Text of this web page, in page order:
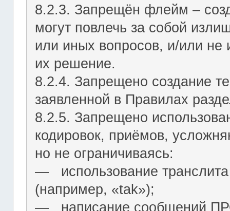
8.2.3. Запрещён флейм –
могут повлечь за собой
или иных вопросов, и/или
их решение.
8.2.4. Запрещено создание
заявленной в Правилах
8.2.5. Запрещено
кодировок, приёмов,
но не ограничиваясь:
― использование
(например, «tak»);
― написание сообщений